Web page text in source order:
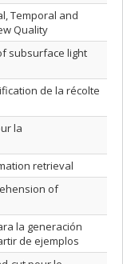
Temporal and
Quality
subsurface light
de la récolte
la
retrieval
of
la generación
de ejemplos